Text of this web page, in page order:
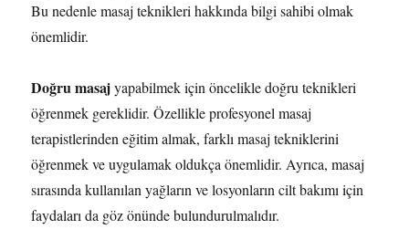
Bu nedenle masaj teknikleri hakkında bilgi sahibi olmak
önemlidir.
Doğru masajyapabilmek için öncelikle doğru teknikleri
öğrenmek gereklidir. Özellikle profesyonel masaj
terapistlerinden eğitim almak, farklı masaj tekniklerini
öğrenmek ve uygulamak oldukça önemlidir. Ayrıca, masaj
sırasında kullanılan yağların ve losyonların cilt bakımı için
faydaları da göz önünde bulundurulmalıdır.